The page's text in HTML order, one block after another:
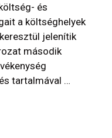
és
a költséghelyek
jelenítik
második
tartalmával …